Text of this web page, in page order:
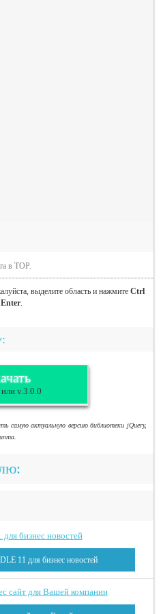
в TOP.
выделите область и нажмите Ctrl
.
v.3.0.0
самую актуальную версию библиотеки jQuery,
11 для бизнес новостей